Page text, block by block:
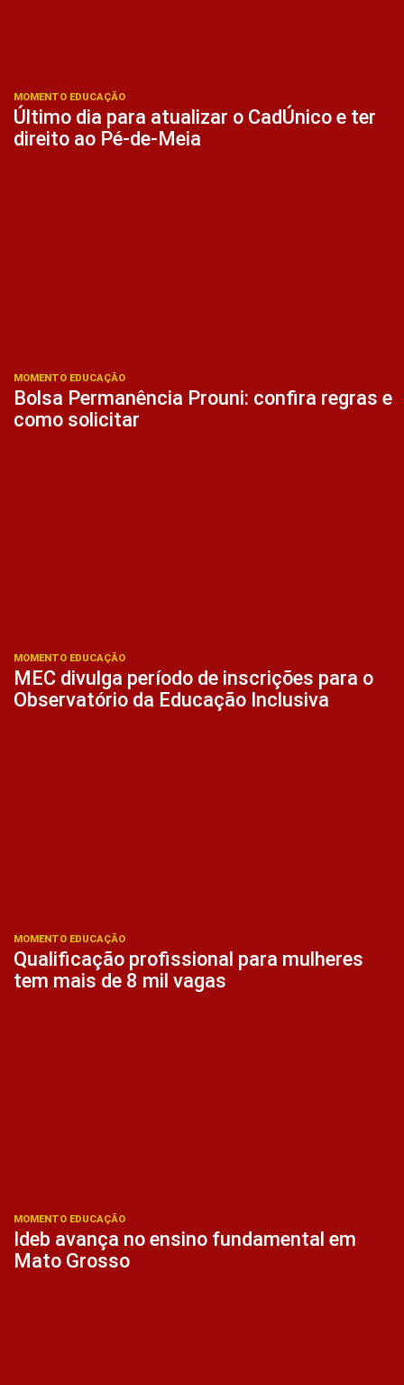
MOMENTO EDUCAÇÃO
Último dia para atualizar o CadÚnico e ter
direito ao Pé-de-Meia
MOMENTO EDUCAÇÃO
Bolsa Permanência Prouni: confira regras e
como solicitar
MOMENTO EDUCAÇÃO
MEC divulga período de inscrições para o
Observatório da Educação Inclusiva
MOMENTO EDUCAÇÃO
Qualificação profissional para mulheres
tem mais de 8 mil vagas
MOMENTO EDUCAÇÃO
Ideb avança no ensino fundamental em
Mato Grosso